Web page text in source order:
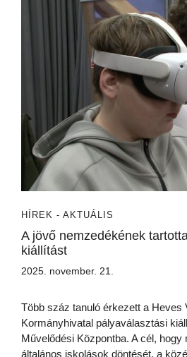
HÍREK - AKTUÁLIS
A jövő nemzedékének
kiállítást
2025. november. 21.
Több száz tanuló érkezett a Heves
Kormányhivatal pályaválasztási
Művelődési Központba. A cél,
általános iskolások döntését, a